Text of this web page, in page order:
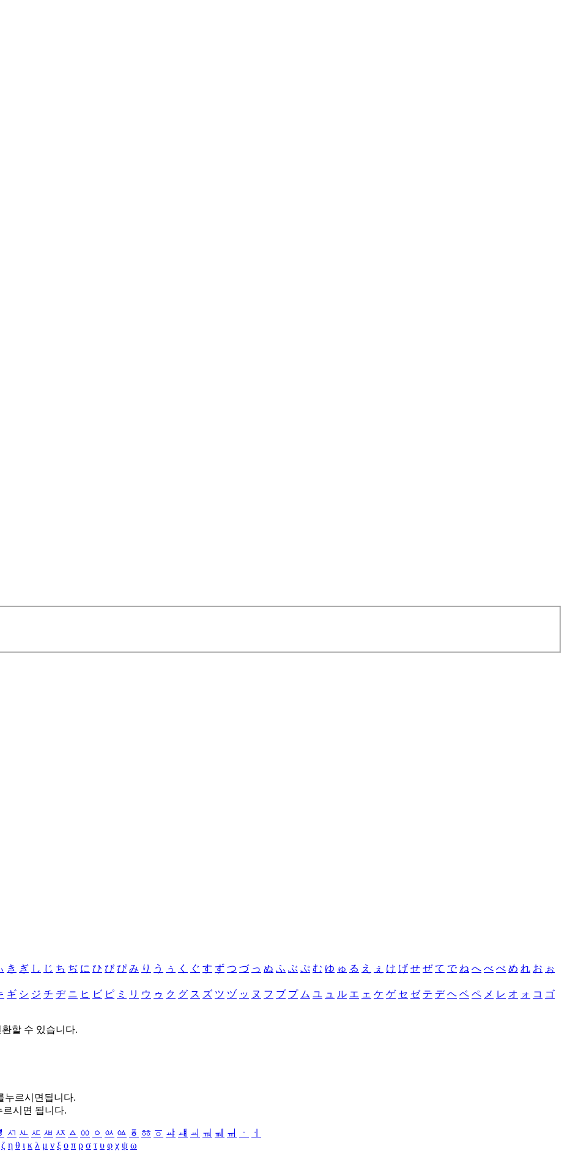
き ぎ し じ ち ぢ に ひ び ぴ み り う ぅ く ぐ す ず つ づ っ ぬ ふ ぶ ぷ む ゆ ゅ る え ぇ け げ せ ぜ て で ね へ べ ぺ め れ お ぉ
ギ シ ジ チ ヂ ニ ヒ ビ ピ ミ リ ウ ゥ ク グ ス ズ ツ ヅ ッ ヌ フ ブ プ ム ユ ュ ル エ ェ ケ ゲ セ ゼ テ デ ヘ ベ ペ メ レ オ ォ コ ゴ
할 수 있습니다.
누르시면됩니다.
르시면 됩니다.
ㅺ ㅻ ㅼ ㅽ ㅾ ㅿ ㆀ ㆁ ㆂ ㆃ ㆄ ㆅ ㆆ ㆇ ㆈ ㆉ ㆊ ㆋ ㆌ ㆍ
ㆎ
ζ η θ ι κ λ μ ν ξ ο π ρ σ τ υ φ χ ψ ω